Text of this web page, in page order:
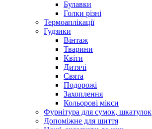
Булавки
Голки різні
Термоаплікації
Гудзики
Вінтаж
Тварини
Квіти
Дитячі
Свята
Подорожі
Захоплення
Кольорові мікси
Фурнітура для сумок, шкатулок
Допоміжне для шиття